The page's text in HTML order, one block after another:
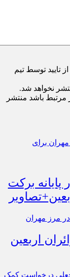
تایید توسط تیم
نخواهد شد.
مرتبط باشد منتشر
در پایانه برکت
زائران اربعین